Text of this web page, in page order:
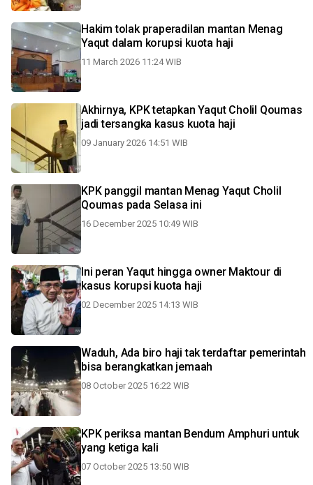
Hakim tolak praperadilan mantan Menag
Yaqut dalam korupsi kuota haji
11 March 2026 11:24 WIB
Akhirnya, KPK tetapkan Yaqut Cholil Qoumas
jadi tersangka kasus kuota haji
09 January 2026 14:51 WIB
KPK panggil mantan Menag Yaqut Cholil
Qoumas pada Selasa ini
16 December 2025 10:49 WIB
Ini peran Yaqut hingga owner Maktour di
kasus korupsi kuota haji
02 December 2025 14:13 WIB
Waduh, Ada biro haji tak terdaftar pemerintah
bisa berangkatkan jemaah
08 October 2025 16:22 WIB
KPK periksa mantan Bendum Amphuri untuk
yang ketiga kali
07 October 2025 13:50 WIB